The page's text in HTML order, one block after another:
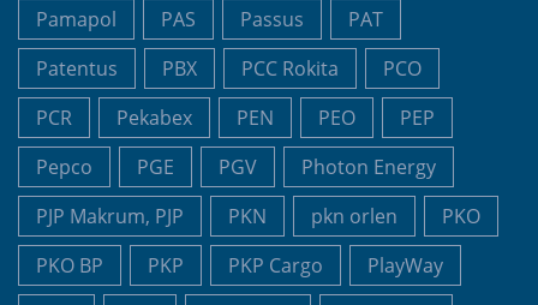
Pamapol
PAS Passus
PAT
Patentus
PBX PCC Rokita
PCO
PCR
Pekabex PEN PEO
PEP
Pepco
PGE PGV
Photon Energy
PJP Makrum, PJP
PKN pkn orlen
PKO
PKO BP
PKP PKP Cargo
PlayWay